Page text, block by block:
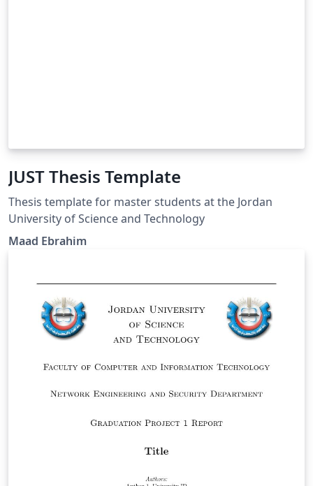
JUST Thesis Template
Thesis template for master students at the Jordan
University of Science and Technology
Maad Ebrahim